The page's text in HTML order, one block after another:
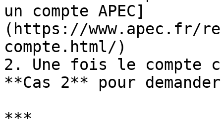
un compte APEC]
(https://www.apec.fr/
compte.html/)
2. Une fois le compte
**Cas 2** pour demander
***